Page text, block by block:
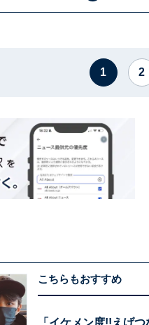
1 2
こちらもおすすめ
「イケメン度!!えげ